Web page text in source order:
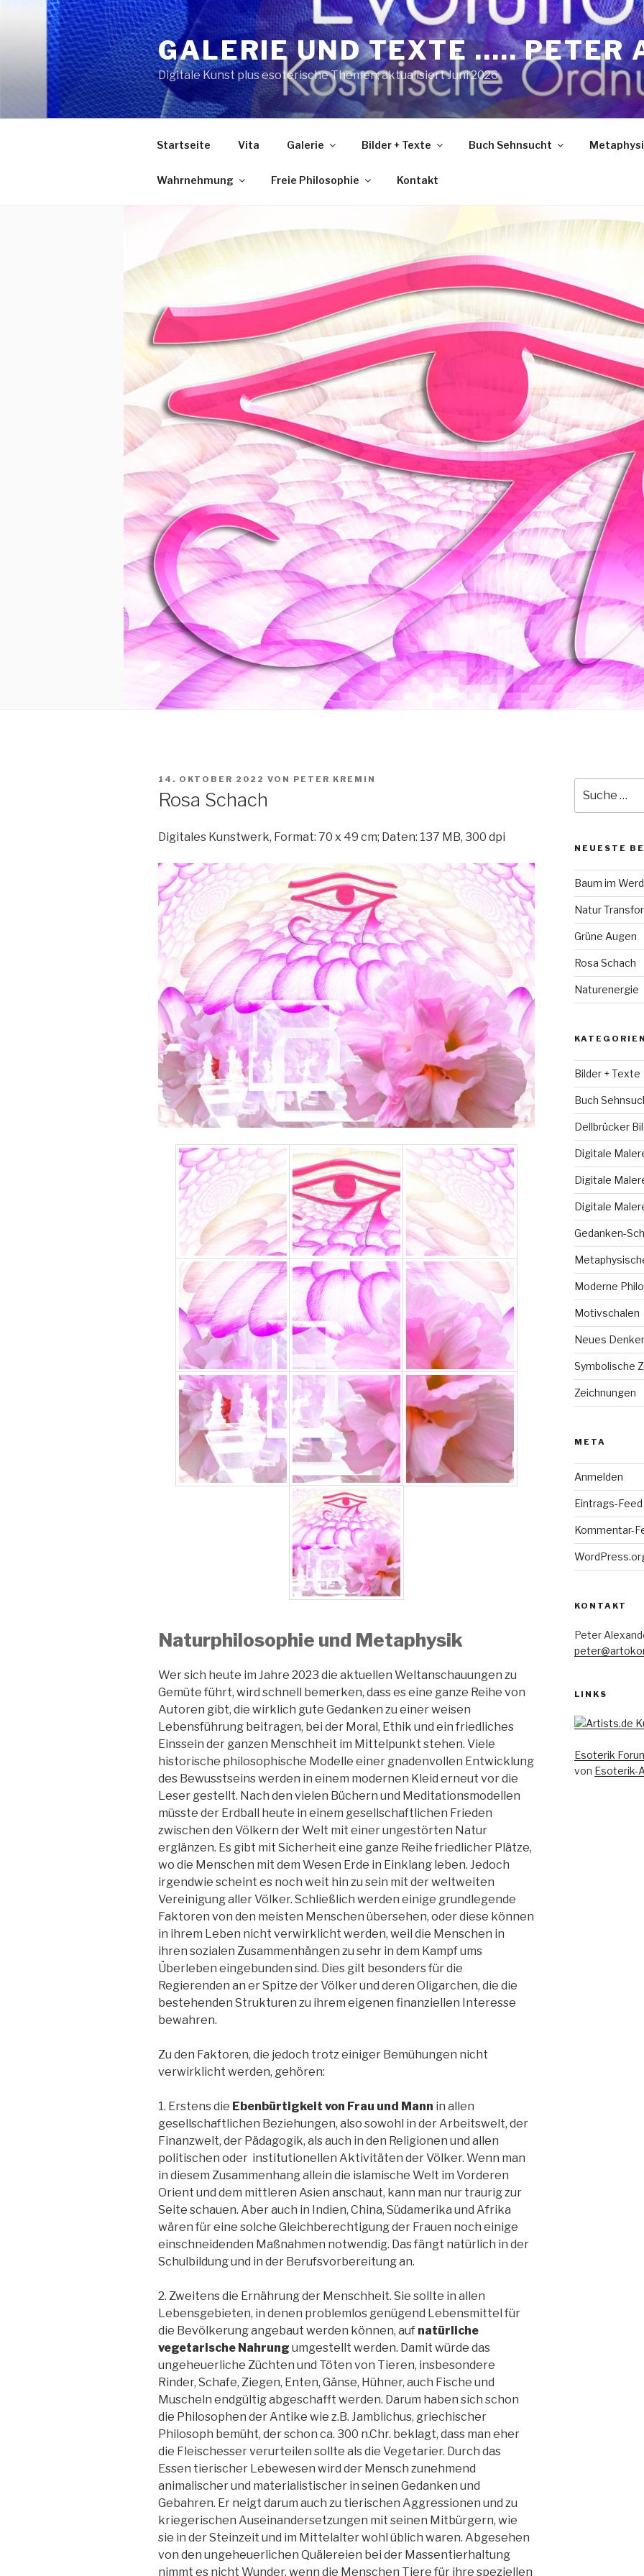
springen
GALERIE UND TEXTE ….. PETER
Digitale Kunst plus esoterische Themen; aktualisiert Juni 2026
Startseite Vita Galerie Bilder + Texte Buch Sehnsucht
Wahrnehmung Freie Philosophie Kontakt
VERÖFFENTLICHT
14. OKTOBER 2022 VON PETER KREMIN
Rosa Schach
Digitales Kunstwerk, Format: 70 x 49 cm; Daten: 137 MB, 300 dpi
Naturphilosophie und Metaphysik
Wer sich heute im Jahre 2023 die aktuellen Weltanschauungen zu
Gemüte führt, wird schnell bemerken, dass es eine ganze Reihe von
Autoren gibt, die wirklich gute Gedanken zu einer weisen
Lebensführung beitragen, bei der Moral, Ethik und ein friedliches
Einssein der ganzen Menschheit im Mittelpunkt stehen. Viele
historische philosophische Modelle einer gnadenvollen Entwicklung
des Bewusstseins werden in einem modernen Kleid erneut vor die
Leser gestellt. Nach den vielen Büchern und Meditationsmodellen
müsste der Erdball heute in einem gesellschaftlichen Frieden
zwischen den Völkern der Welt mit einer ungestörten Natur
erglänzen. Es gibt mit Sicherheit eine ganze Reihe friedlicher Plätze,
wo die Menschen mit dem Wesen Erde in Einklang leben. Jedoch
irgendwie scheint es noch weit hin zu sein mit der weltweiten
Vereinigung aller Völker. Schließlich werden einige grundlegende
Faktoren von den meisten Menschen übersehen, oder diese können
in ihrem Leben nicht verwirklicht werden, weil die Menschen in
ihren sozialen Zusammenhängen zu sehr in dem Kampf ums
Überleben eingebunden sind. Dies gilt besonders für die
Regierenden an er Spitze der Völker und deren Oligarchen, die die
bestehenden Strukturen zu ihrem eigenen finanziellen Interesse
bewahren.
Zu den Faktoren, die jedoch trotz einiger Bemühungen nicht
verwirklicht werden, gehören:
1. Erstens die Ebenbürtigkeit von Frau und Mann in allen
gesellschaftlichen Beziehungen, also sowohl in der Arbeitswelt, der
Finanzwelt, der Pädagogik, als auch in den Religionen und allen
politischen oder institutionellen Aktivitäten der Völker. Wenn man
in diesem Zusammenhang allein die islamische Welt im Vorderen
Orient und dem mittleren Asien anschaut, kann man nur traurig zur
Seite schauen. Aber auch in Indien, China, Südamerika und Afrika
wären für eine solche Gleichberechtigung der Frauen noch einige
einschneidenden Maßnahmen notwendig. Das fängt natürlich in der
Schulbildung und in der Berufsvorbereitung an.
2. Zweitens die Ernährung der Menschheit. Sie sollte in allen
Lebensgebieten, in denen problemlos genügend Lebensmittel für
die Bevölkerung angebaut werden können, auf natürliche
vegetarische Nahrung umgestellt werden. Damit würde das
ungeheuerliche Züchten und Töten von Tieren, insbesondere
Rinder, Schafe, Ziegen, Enten, Gänse, Hühner, auch Fische und
Muscheln endgültig abgeschafft werden. Darum haben sich schon
die Philosophen der Antike wie z.B. Jamblichus, griechischer
Philosoph bemüht, der schon ca. 300 n.Chr. beklagt, dass man eher
die Fleischesser verurteilen sollte als die Vegetarier. Durch das
Essen tierischer Lebewesen wird der Mensch zunehmend
animalischer und materialistischer in seinen Gedanken und
Gebahren. Er neigt darum auch zu tierischen Aggressionen und zu
kriegerischen Auseinandersetzungen mit seinen Mitbürgern, wie
sie in der Steinzeit und im Mittelalter wohl üblich waren. Abgesehen
von den ungeheuerlichen Quälereien bei der Massentierhaltung
nimmt es nicht Wunder, wenn die Menschen Tiere für ihre speziellen
nach:
NEUESTE
Baum im
Natur
Grüne Augen
Rosa Schach
Naturenergie
KATEGORIEN
Bilder + Texte
Buch
Dellbrücker
Digitale
Digitale
Digitale
Gedanken-
Moderne
Motivschalen
Neues
Symbolische
Zeichnungen
META
Anmelden
Eintrags-Feed
Kommentar-
KONTAKT
Peter
LINKS
Esoterik
von Esoterik-